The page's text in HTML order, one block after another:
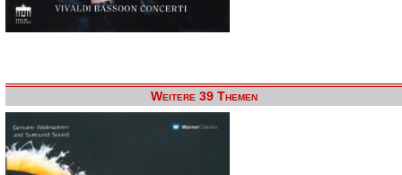
Weitere 39 Themen